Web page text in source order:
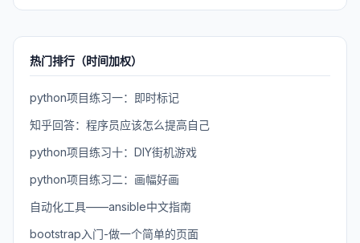
热门排行（时间加权）
python项目练习一：即时标记
知乎回答：程序员应该怎么提高自己
python项目练习十：DIY街机游戏
python项目练习二：画幅好画
自动化工具——ansible中文指南
bootstrap入门-做一个简单的页面